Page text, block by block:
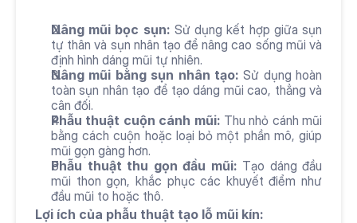
Nâng mũi bọc sụn: Sử dụng kết hợp giữa sụn
tự thân và sụn nhân tạo để nâng cao sống mũi và
định hình dáng mũi tự nhiên.
Nâng mũi bằng sụn nhân tạo: Sử dụng hoàn
toàn sụn nhân tạo để tạo dáng mũi cao, thẳng và
cân đối.
Phẫu thuật cuộn cánh mũi: Thu nhỏ cánh mũi
bằng cách cuộn hoặc loại bỏ một phần mô, giúp
mũi gọn gàng hơn.
Phẫu thuật thu gọn đầu mũi: Tạo dáng đầu
mũi thon gọn, khắc phục các khuyết điểm như
đầu mũi to hoặc thô.
Lợi ích của phẫu thuật tạo lỗ mũi kín: